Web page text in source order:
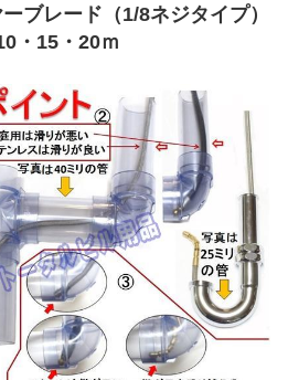
ブレード（1/8ネジタイプ）
・15・20ｍ